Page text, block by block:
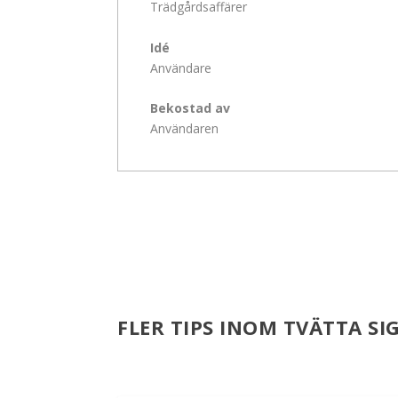
Trädgårdsaffärer
Idé
Användare
Bekostad av
Användaren
FLER TIPS INOM TVÄTTA